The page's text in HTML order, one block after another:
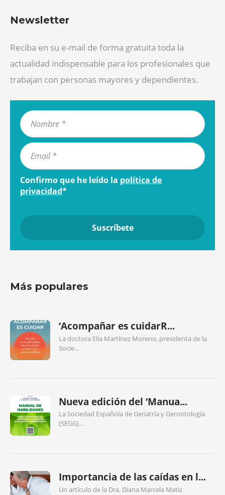
Newsletter
Reciba en su e-mail de forma gratuita toda la
actualidad indispensable para los profesionales que
trabajan con personas mayores y dependientes.
Confirmo que he leído la política de
privacidad*
Más populares
‘Acompañar es cuidarR...
La doctora Elia Martínez Moreno, presidenta de la
Socie...
Nueva edición del ‘Manua...
La Sociedad Española de Geriatría y Gerontología
(SEGG)...
Importancia de las caídas en l...
Un artículo de la Dra. Diana Marcela Matiz